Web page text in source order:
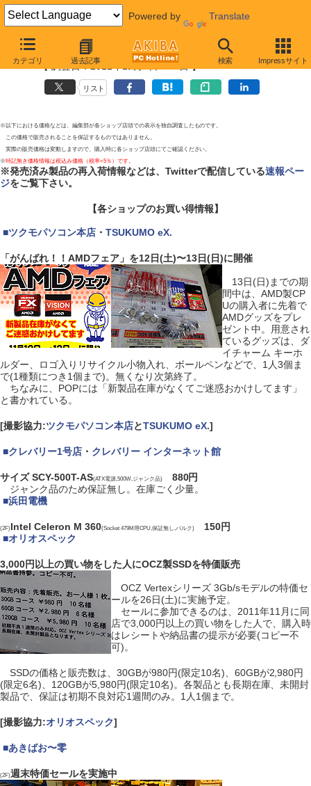
Powered by Translate
カテゴリ 過去記事 検索 Impressサイト
お買い得価格情報
【 調査日：2011年11月9日〜12日 】
リスト
※以下における価格などは、編集部が各ショップ店頭での表示を独自調査したものです。
この価格で販売されることを保証するものではありません。
実際の販売価格は変動しますので、購入時に各ショップ店頭にてご確認ください。
※特記無き価格情報は税込み価格（税率=5％）です。
※発売済み製品の再入荷情報などは、Twitterで配信している速報ペー
ジをご覧下さい。
【各ショップのお買い得情報】
■ツクモパソコン本店・ TSUKUMO eX.
「がんばれ！！AMDフェア」を12日(土)〜13日(日)に開催
13日(日)までの期
間中は、AMD製CP
Uの購入者に先着で
AMDグッズをプレ
ゼント中。用意され
ているグッズは、ダ
イチャーム キーホ
ルダー、ロゴ入りリサイクル小物入れ、ボールペンなどで、1人3個ま
で(1種類につき1個まで)。無くなり次第終了。
ちなみに、POPには「新製品在庫がなくてご迷惑おかけしてます」
と書かれている。
[撮影協力:ツクモパソコン本店とTSUKUMO eX.]
■クレバリー1号店・ クレバリー インターネット館
サイズ SCY-500T-AS(ATX電源,500W,ジャンク品)880円
ジャンク品のため保証無し。在庫ごく少量。
■浜田電機
(2F)Intel Celeron M 360(Socket 479M用CPU,保証無し,バルク)
150円
■オリオスペック
3,000円以上の買い物をした人にOCZ製SSDを特価販売
OCZ Vertexシリーズ 3Gb/sモデルの特価セ
ールを26日(土)に実施予定。
セールに参加できるのは、2011年11月に同
店で3,000円以上の買い物をした人で、購入時
はレシートや納品書の提示が必要(コピー不
可)。
SSDの価格と販売数は、30GBが980円(限定10名)、60GBが2,980円
(限定6名)、120GBが5,980円(限定10名)。各製品とも長期在庫、未開封
製品で、保証は初期不良対応1週間のみ。1人1個まで。
[撮影協力:オリオスペック]
■あきばお〜零
(2F)週末特価セールを実施中